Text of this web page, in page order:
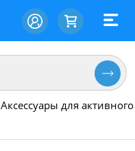
Аксессуары для